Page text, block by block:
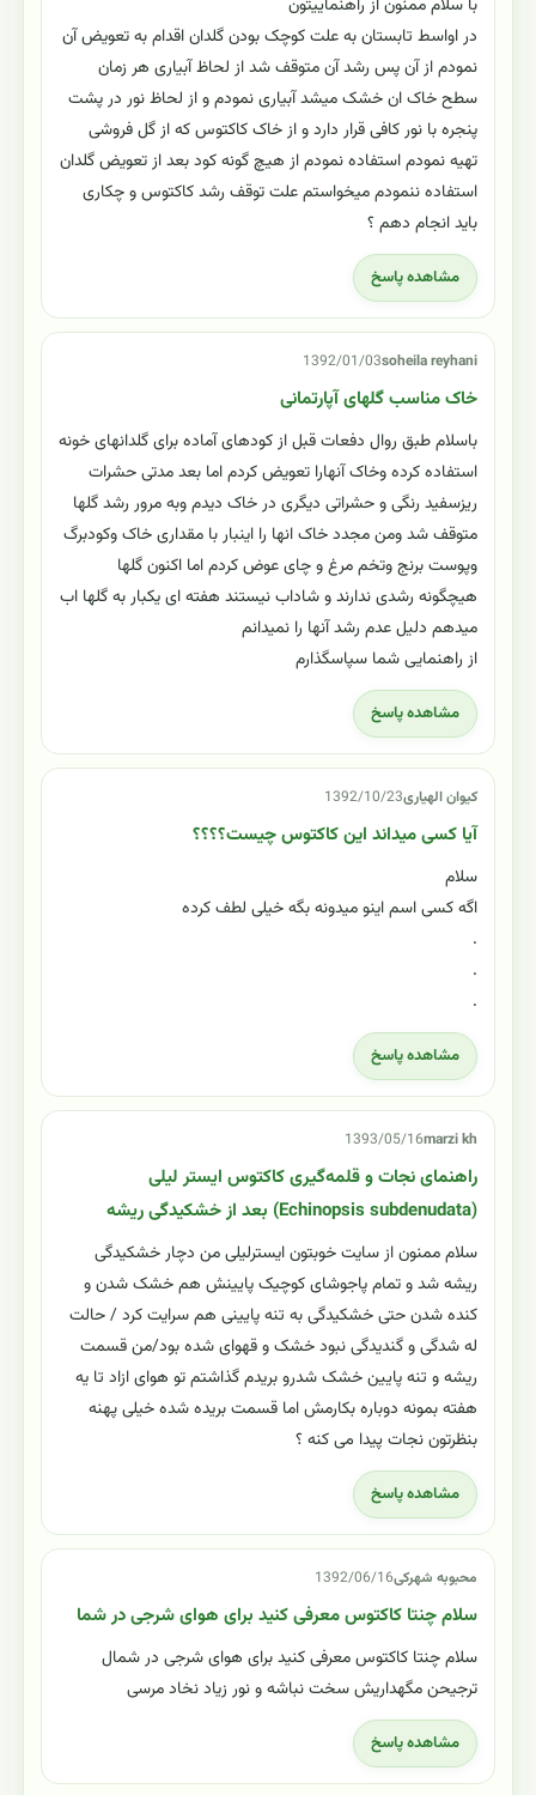
با سلام ممنون از راهنماییتون
در اواسط تابستان به علت کوچک بودن گلدان اقدام به تعویض آن
نمودم از آن پس رشد آن متوقف شد از لحاظ آبیاری هر زمان
سطح خاک ان خشک میشد آبیاری نمودم و از لحاظ نور در پشت
پنجره با نور کافی قرار دارد و از خاک کاکتوس که از گل فروشی
تهیه نمودم استفاده نمودم از هیچ گونه کود بعد از تعویض گلدان
استفاده ننمودم میخواستم علت توقف رشد کاکتوس و چکاری
باید انجام دهم ؟
مشاهده پاسخ
soheila reyhani
1392/01/03
خاک مناسب گلهای آپارتمانی
باسلام طبق روال دفعات قبل از کودهای آماده برای گلدانهای خونه
استفاده کرده وخاک آنهارا تعویض کردم اما بعد مدتی حشرات
ریزسفید رنگی و حشراتی دیگری در خاک دیدم وبه مرور رشد گلها
متوقف شد ومن مجدد خاک انها را اینبار با مقداری خاک وکودبرگ
وپوست برنج وتخم مرغ و چای عوض کردم اما اکنون گلها
هیچگونه رشدی ندارند و شاداب نیستند هفته ای یکبار به گلها اب
میدهم دلیل عدم رشد آنها را نمیدانم
از راهنمایی شما سپاسگذارم
مشاهده پاسخ
کیوان الهیاری1392/10/23
آیا کسی میداند این کاکتوس چیست؟؟؟؟
سلام
اگه کسی اسم اینو میدونه بگه خیلی لطف کرده
.
.
.
مشاهده پاسخ
marzi kh
1393/05/16
راهنمای نجات و قلمه‌گیری کاکتوس ایستر لیلی
(Echinopsis subdenudata) بعد از خشکیدگی ریشه
سلام ممنون از سایت خوبتون ایسترلیلی من دچار خشکیدگی
ریشه شد و تمام پاجوشای کوچیک پایینش هم خشک شدن و
کنده شدن حتی خشکیدگی به تنه پایینی هم سرایت کرد / حالت
له شدگی و گندیدگی نبود خشک و قهوای شده بود/من قسمت
ریشه و تنه پایین خشک شدرو بریدم گذاشتم تو هوای ازاد تا یه
هفته بمونه دوباره بکارمش اما قسمت بریده شده خیلی پهنه
بنظرتون نجات پیدا می کنه ؟
مشاهده پاسخ
محبوبه شهرکی1392/06/16
سلام چنتا کاکتوس معرفی کنید برای هوای شرجی در شما
سلام چنتا کاکتوس معرفی کنید برای هوای شرجی در شمال
ترجیحن مگهداریش سخت نباشه و نور زیاد نخاد مرسی
مشاهده پاسخ